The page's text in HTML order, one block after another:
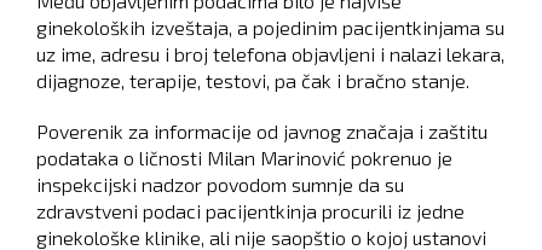
ginekoloških izveštaja, a pojedinim pacijentkinjama su
uz ime, adresu i broj telefona objavljeni i nalazi lekara,
dijagnoze, terapije, testovi, pa čak i bračno stanje.
Poverenik za informacije od javnog značaja i zaštitu
podataka o ličnosti Milan Marinović pokrenuo je
inspekcijski nadzor povodom sumnje da su
zdravstveni podaci pacijentkinja procurili iz jedne
ginekološke klinike, ali nije saopštio o kojoj ustanovi